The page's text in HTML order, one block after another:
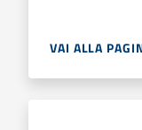
VAI ALLA